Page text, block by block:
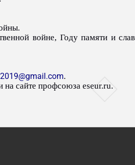
войне, Году памяти и
.
сайте профсоюза eseur.ru.